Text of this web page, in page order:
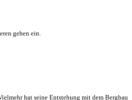
gehen ein.
hat seine Entstehung mit dem Bergbau